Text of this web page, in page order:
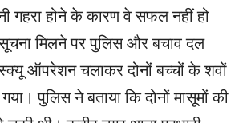
गहरा होने के कारण वे सफल नहीं हो
मिलने पर पुलिस और बचाव दल
ऑपरेशन चलाकर दोनों बच्चों के शवों
पुलिस ने बताया कि दोनों मासूमों की